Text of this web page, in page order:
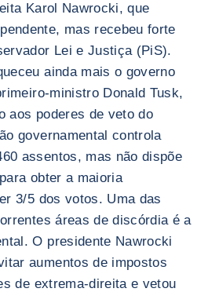
Karol Nawrocki, que
mas recebeu forte
Lei e Justiça (PiS).
ainda mais o governo
ministro Donald Tusk,
aos poderes de veto do
governamental controla
assentos, mas não dispõe
obter a maioria
3/5 dos votos. Uma das
áreas de discórdia é a
O presidente Nawrocki
aumentos de impostos
de extrema-direita e vetou